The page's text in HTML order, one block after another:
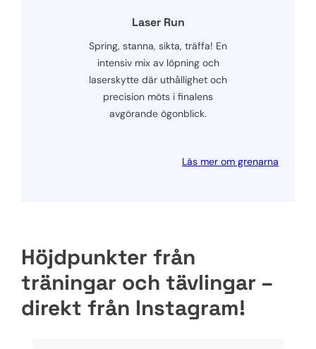
Laser Run
Spring, stanna, sikta, träffa! En
intensiv mix av löpning och
laserskytte där uthållighet och
precision möts i finalens
avgörande ögonblick.
Läs mer om grenarna
Höjdpunkter från
träningar och tävlingar –
direkt från Instagram!